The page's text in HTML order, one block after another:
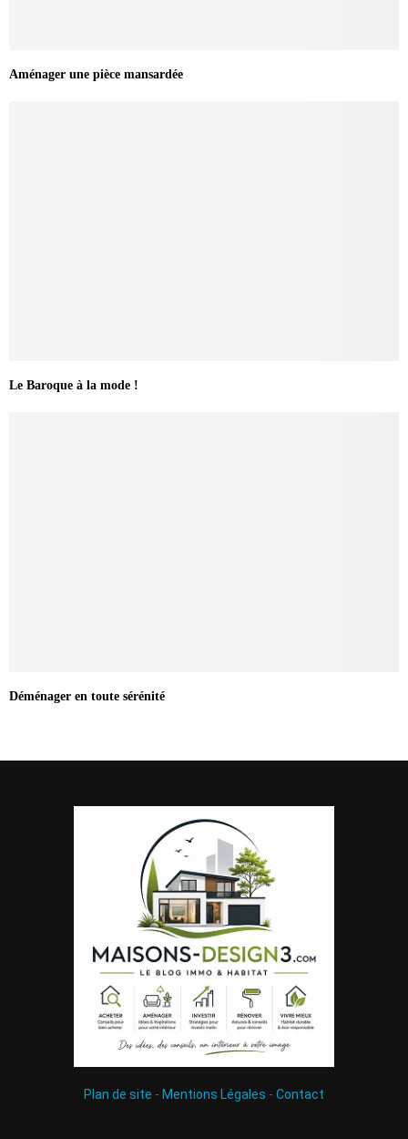
Aménager une pièce mansardée
Le Baroque à la mode !
Déménager en toute sérénité
Plan de site - Mentions Légales - Contact